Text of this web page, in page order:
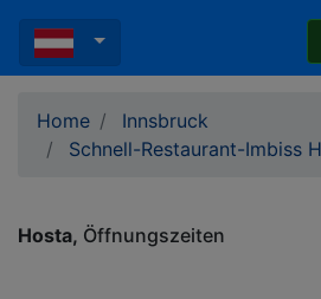
Home
Innsbruck
Schnell-Restaurant-Imbiss
Hosta Öffnungszeiten